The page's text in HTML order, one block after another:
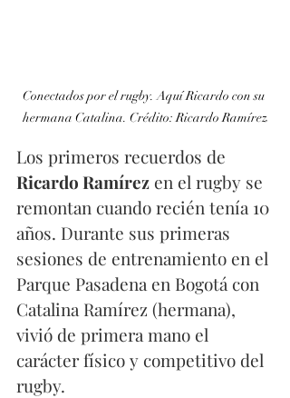
Conectados por el rugby. Aquí Ricardo con su
hermana Catalina. Crédito: Ricardo Ramírez
Los primeros recuerdos de
Ricardo Ramírez en el rugby se
remontan cuando recién tenía 10
años. Durante sus primeras
sesiones de entrenamiento en el
Parque Pasadena en Bogotá con
Catalina Ramírez (hermana),
vivió de primera mano el
carácter físico y competitivo del
rugby.